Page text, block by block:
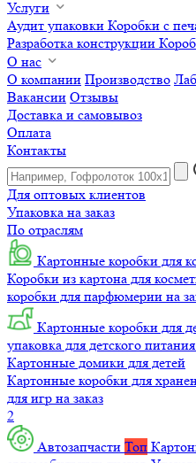
Услуги
Аудит упаковки Коробки с
Разработка конструкции
О нас
О компании Производство
Вакансии Отзывы
Доставка и самовывоз
Оплата
Контакты
Для оптовых клиентов
Упаковка на заказ
По отраслям
Картонные коробки для
Коробки из картона для
коробки для парфюмерии на
Картонные коробки для
упаковка для детского питания
Картонные домики для детей
Картонные коробки для
для игр на заказ
2
Автозапчасти Топ